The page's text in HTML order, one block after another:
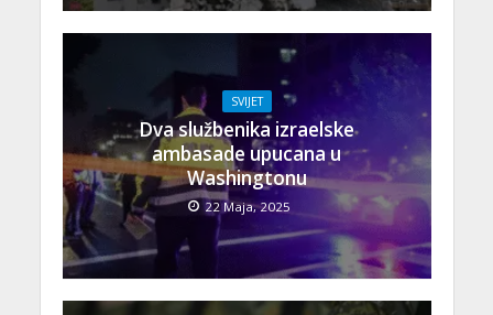
SVIJET
Dva službenika izraelske
ambasade upucana u
Washingtonu
22 Maja, 2025